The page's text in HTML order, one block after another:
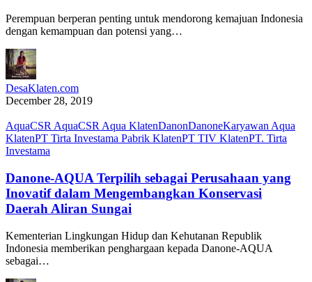
Perempuan berperan penting untuk mendorong kemajuan Indonesia
dengan kemampuan dan potensi yang…
DesaKlaten.com
December 28, 2019
AquaCSR AquaCSR Aqua KlatenDanonDanoneKaryawan Aqua
KlatenPT Tirta Investama Pabrik KlatenPT TIV KlatenPT. Tirta
Investama
Danone-AQUA Terpilih sebagai Perusahaan yang
Inovatif dalam Mengembangkan Konservasi
Daerah Aliran Sungai
Kementerian Lingkungan Hidup dan Kehutanan Republik
Indonesia memberikan penghargaan kepada Danone-AQUA
sebagai…